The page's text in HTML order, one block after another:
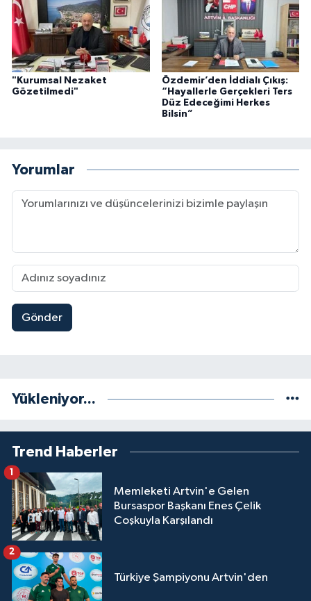
"Kurumsal Nezaket
Gözetilmedi"
Özdemir’den İddialı Çıkış:
“Hayallerle Gerçekleri Ters
Düz Edeceğimi Herkes
Bilsin”
Yorumlar
Gönder
Yükleniyor...
Trend Haberler
Memleketi Artvin'e Gelen
Bursaspor Başkanı Enes Çelik
Coşkuyla Karşılandı
1
Türkiye Şampiyonu Artvin'den
2